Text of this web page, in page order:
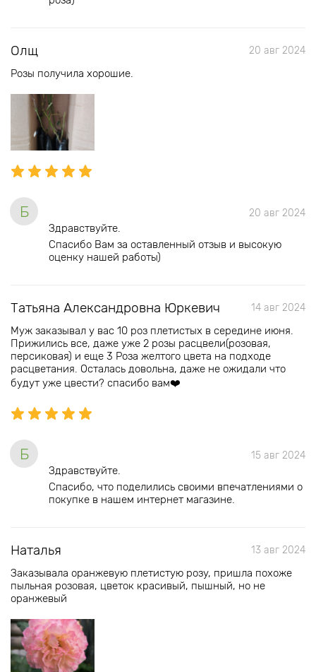
Олщ 20 авг 2024
Розы получила хорошие.
Б 20 авг 2024
Здравствуйте.
Спасибо Вам за оставленный отзыв и высокую
оценку нашей работы)
Татьяна Александровна Юркевич 14 авг 2024
Муж заказывал у вас 10 роз плетистых в середине июня.
Прижились все, даже уже 2 розы расцвели(розовая,
персиковая) и еще 3 Роза желтого цвета на подходе
расцветания. Осталась довольна, даже не ожидали что
будут уже цвести? спасибо вам❤️
Б 15 авг 2024
Здравствуйте.
Спасибо, что поделились своими впечатлениями о
покупке в нашем интернет магазине.
Наталья 13 авг 2024
Заказывала оранжевую плетистую розу, пришла похоже
пыльная розовая, цветок красивый, пышный, но не
оранжевый